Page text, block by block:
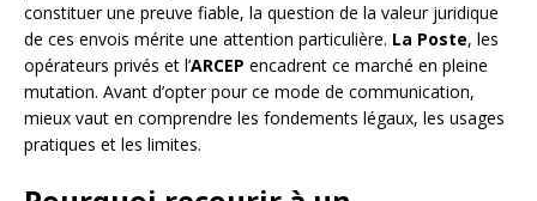
constituer une preuve fiable, la question de la valeur juridique
de ces envois mérite une attention particulière. La Poste, les
opérateurs privés et l’ARCEP encadrent ce marché en pleine
mutation. Avant d’opter pour ce mode de communication,
mieux vaut en comprendre les fondements légaux, les usages
pratiques et les limites.